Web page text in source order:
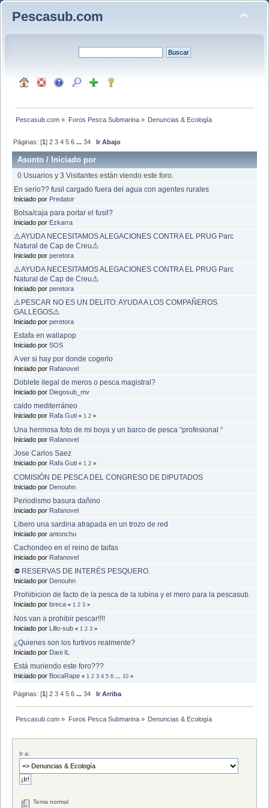
Pescasub.com
Pescasub.com » Foros Pesca Submarina» Denuncias & Ecología
Páginas: [1]2 3 4 5 6 ...34 Ir Abajo
Asunto /Iniciado por
0 Usuarios y 3 Visitantes están viendo este foro.
En serio?? fusil cargado fuera del agua con agentes rurales
Iniciado por Predator
Bolsa/caja para portar el fusil?
Iniciado por Ezkarra
⚠️AYUDA NECESITAMOS ALEGACIONES CONTRA EL PRUG Parc
Natural de Cap de Creu⚠️
Iniciado por peretora
⚠️AYUDA NECESITAMOS ALEGACIONES CONTRA EL PRUG Parc
Natural de Cap de Creu⚠️
Iniciado por peretora
⚠️PESCAR NO ES UN DELITO: AYUDA A LOS COMPAÑEROS
GALLEGOS⚠️
Iniciado por peretora
Estafa en wallapop
Iniciado por SOS
A ver si hay por donde cogerlo
Iniciado por Rafanovel
Doblete ilegal de meros o pesca magistral?
Iniciado por Diegosub_mv
caldo mediterráneo
Iniciado por Rafa Guti « 1 2 »
Una hermosa foto de mi boya y un barco de pesca “profesional “
Iniciado por Rafanovel
Jose Carlos Saez
Iniciado por Rafa Guti « 1 2 »
COMISIÓN DE PESCA DEL CONGRESO DE DIPUTADOS
Iniciado por Denouhn
Periodismo basura dañino
Iniciado por Rafanovel
Libero una sardina atrapada en un trozo de red
Iniciado por antonchu
Cachondeo en el reino de taifas
Iniciado por Rafanovel
⛔ RESERVAS DE INTERÉS PESQUERO.
Iniciado por Denouhn
Prohibicion de facto de la pesca de la lubina y el mero para la pescasub.
Iniciado por breca « 1 2 3 »
Nos van a prohibir pescar!!!!
Iniciado por Lillo-sub « 1 2 3 »
¿Quienes son los furtivos realmente?
Iniciado por Dani IL
Está muriendo este foro???
Iniciado por BocaRape « 1 2 3 4 5 6 10 »
Páginas: [1]2 3 4 5 6 ...34 Ir Arriba
Pescasub.com » Foros Pesca Submarina» Denuncias & Ecología
Ir a:
Tema normal